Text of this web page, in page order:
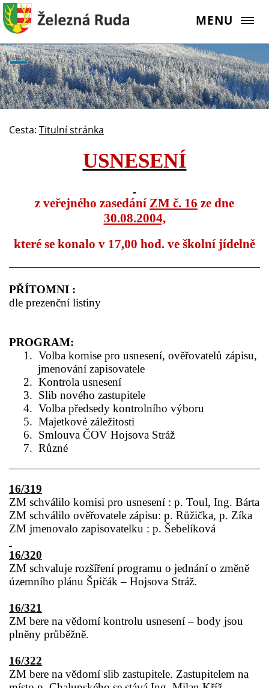
MENU
Cesta: Titulní stránka
USNESENÍ
z veřejného zasedání ZM č. 16 ze dne
30.08.2004,
které se konalo v 17,00 hod. ve školní jídelně
PŘÍTOMNI :
dle prezenční listiny
PROGRAM:
1. Volba komise pro usnesení, ověřovatelů zápisu,
jmenování zapisovatele
2. Kontrola usnesení
3. Slib nového zastupitele
4. Volba předsedy kontrolního výboru
5. Majetkové záležitosti
6. Smlouva ČOV Hojsova Stráž
7. Různé
16/319
ZM schválilo komisi pro usnesení : p. Toul, Ing. Bárta
ZM schválilo ověřovatele zápisu: p. Růžička, p. Zíka
ZM jmenovalo zapisovatelku : p. Šebelíková
16/320
ZM schvaluje rozšíření programu o jednání o změně
územního plánu Špičák – Hojsova Stráž.
16/321
ZM bere na vědomí kontrolu usnesení – body jsou
plněny průběžně.
16/322
ZM bere na vědomí slib zastupitele. Zastupitelem na